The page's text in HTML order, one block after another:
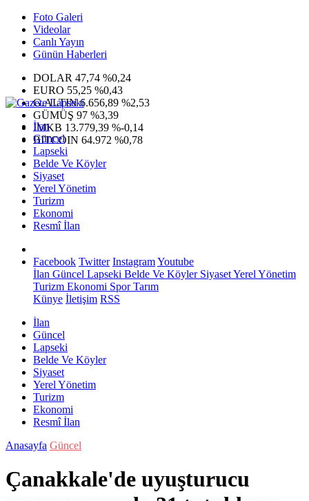
Foto Galeri
Videolar
Canlı Yayın
Günün Haberleri
DOLAR 47,74 %0,24
EURO 55,25 %0,43
G.ALTIN6.656,89 %2,53
GÜMÜŞ 97 %3,39
IMKB 13.779,39 %-0,14
BITCOIN 64.972 %0,78
İlan
Güncel
Lapseki
Belde Ve Köyler
Siyaset
Yerel Yönetim
Turizm
Ekonomi
Resmî İlan
Facebook Twitter InstagramYoutube
İlan Güncel Lapseki Belde Ve KöylerSiyasetYerel Yönetim
Turizm Ekonomi SporTarım
Künye İletişim RSS
İlan
Güncel
Lapseki
Belde Ve Köyler
Siyaset
Yerel Yönetim
Turizm
Ekonomi
Resmî İlan
Anasayfa Güncel
Çanakkale'de uyuşturucu